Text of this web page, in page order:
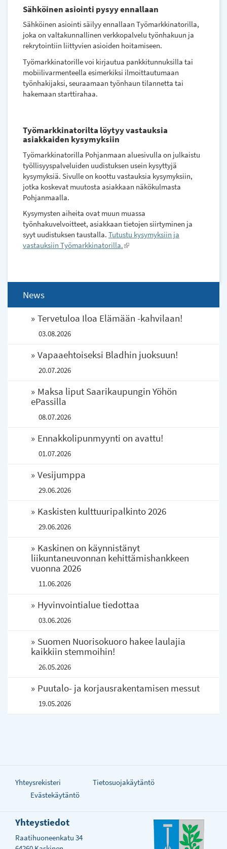
Sähköinen asiointi pysyy ennallaan
Sähköinen asiointi säilyy ennallaan Työmarkkinatorilla,
joka on valtakunnallinen verkkopalvelu työnhakuun ja
rekrytointiin liittyvien asioiden hoitamiseen.
Työmarkkinatorille voi kirjautua pankkitunnuksilla tai
mobiilivarmenteella esimerkiksi ilmoittautumaan
työnhakijaksi, seuraamaan työnhaun tilannetta tai
hakemaan starttirahaa.
Työmarkkinatorilta löytyy vastauksia
asiakkaiden kysymyksiin
Työmarkkinatorilla Pohjanmaan aluesivulla on julkaistu
työllisyyspalveluiden uudistuksen usein kysyttyjä
kysymyksiä. Sivulle on koottu vastauksia kysymyksiin,
jotka koskevat muutosta asiakkaan näkökulmasta
Pohjanmaalla.
Kysymysten aiheita ovat muun muassa
työnhakuvelvoitteet, asiakkaan tietojen siirtyminen ja
syyt uudistuksen taustalla. Tutustu kysymyksiin ja
vastauksiin Työmarkkinatorilla.(link
News
Tervetuloa Iloa Elämään -kahvilaan!
03.08.2026
Vapaaehtoiseksi Bladhin juoksuun!
20.07.2026
Maksa liput Saarikaupungin Yöhön
ePassilla
08.07.2026
Ennakkolipunmyynti on avattu!
01.07.2026
Vesijumppa
29.06.2026
Kaskisten kulttuuripalkinto 2026
29.06.2026
Kaskinen on käynnistänyt
liikuntaneuvonnan kehittämishankkeen
vuonna 2026
11.06.2026
Hyvinvointialue tiedottaa
03.06.2026
Suomen Nuorisokuoro hakee laulajia
kaikkiin stemmoihin!
26.05.2026
Puutalo- ja korjausrakentamisen messut
19.05.2026
Yhteysrekisteri
Tietosuojakäytäntö
Evästekäytäntö
Yhteystiedot
Raatihuoneenkatu 34